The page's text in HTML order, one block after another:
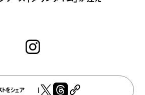
をシェア